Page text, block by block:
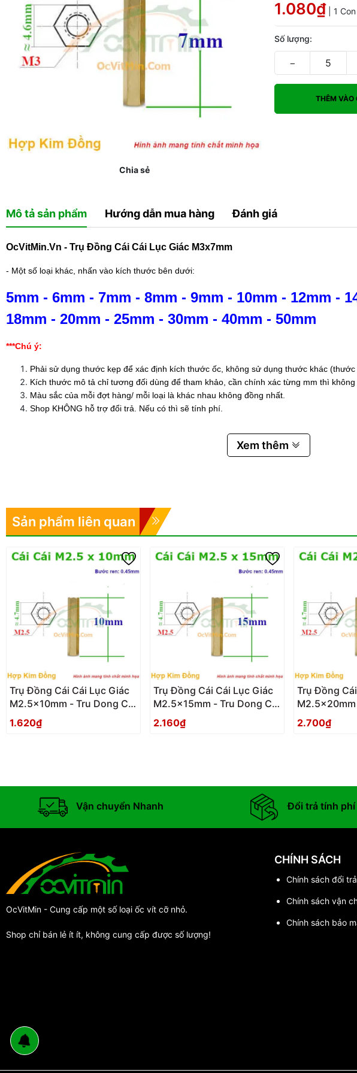
Chia sẻ
1.080₫ | 1 Con
Số lượng:
−
THÊM VÀO
Mô tả sản phẩm Hướng dẫn mua hàng Đánh giá
OcVitMin.Vn - Trụ Đồng Cái Cái Lục Giác M3x7mm
- Một số loại khác, nhấn vào kích thước bên dưới:
5mm - 6mm - 7mm - 8mm - 9mm - 10mm - 12mm -
18mm - 20mm - 25mm - 30mm - 40mm - 50mm
***Chú ý:
Phải sử dụng thước kẹp để xác định kích thước ốc, không sử dụng thước khác
Kích thước mô tả chỉ tương đối dùng để tham khảo, cần chính xác từng mm thì không
Màu sắc của mỗi đợt hàng/ mỗi loại là khác nhau không đồng nhất.
Shop KHÔNG hỗ trợ đổi trả. Nếu có thì sẽ tính phí.
Xem thêm
Sản phẩm liên quan
Trụ Đồng Cái Cái Lục Giác
M2.5x10mm - Tru Dong Cai
Cai Luc Giac
1.620₫
Trụ Đồng Cái Cái Lục Giác
M2.5x15mm - Tru Dong Cai
Cai Luc Giac
2.160₫
Trụ Đồng
Cai Luc Giac
2.700₫
Vận chuyển Nhanh Đổi trả tính phí
OcVitMin - Cung cấp một số loại ốc vít cỡ nhỏ.
Shop chỉ bán lẻ ít ít, không cung cấp được số lượng!
CHÍNH SÁCH
Chính sách đổi trả
Chính sách vận
Chính sách bảo